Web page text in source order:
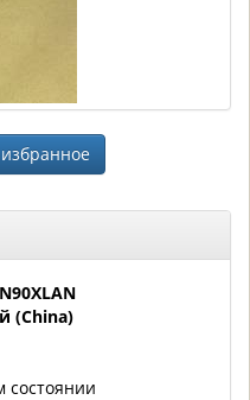
(China)
состоянии